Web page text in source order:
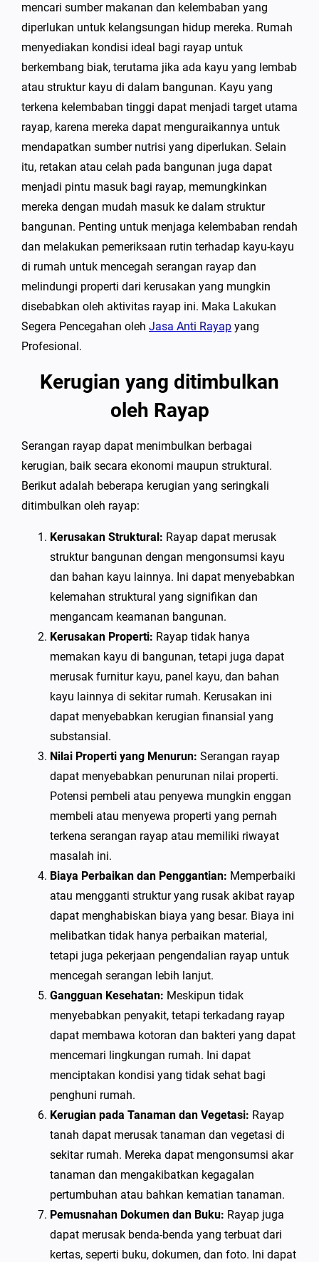
mencari sumber makanan dan kelembaban yang
diperlukan untuk kelangsungan hidup mereka. Rumah
menyediakan kondisi ideal bagi rayap untuk
berkembang biak, terutama jika ada kayu yang lembab
atau struktur kayu di dalam bangunan. Kayu yang
terkena kelembaban tinggi dapat menjadi target utama
rayap, karena mereka dapat menguraikannya untuk
mendapatkan sumber nutrisi yang diperlukan. Selain
itu, retakan atau celah pada bangunan juga dapat
menjadi pintu masuk bagi rayap, memungkinkan
mereka dengan mudah masuk ke dalam struktur
bangunan. Penting untuk menjaga kelembaban rendah
dan melakukan pemeriksaan rutin terhadap kayu-kayu
di rumah untuk mencegah serangan rayap dan
melindungi properti dari kerusakan yang mungkin
disebabkan oleh aktivitas rayap ini. Maka Lakukan
Segera Pencegahan oleh Jasa Anti Rayap yang
Profesional.
Kerugian yang ditimbulkan
oleh Rayap
Serangan rayap dapat menimbulkan berbagai
kerugian, baik secara ekonomi maupun struktural.
Berikut adalah beberapa kerugian yang seringkali
ditimbulkan oleh rayap:
Kerusakan Struktural: Rayap dapat merusak
struktur bangunan dengan mengonsumsi kayu
dan bahan kayu lainnya. Ini dapat menyebabkan
kelemahan struktural yang signifikan dan
mengancam keamanan bangunan.
Kerusakan Properti: Rayap tidak hanya
memakan kayu di bangunan, tetapi juga dapat
merusak furnitur kayu, panel kayu, dan bahan
kayu lainnya di sekitar rumah. Kerusakan ini
dapat menyebabkan kerugian finansial yang
substansial.
Nilai Properti yang Menurun: Serangan rayap
dapat menyebabkan penurunan nilai properti.
Potensi pembeli atau penyewa mungkin enggan
membeli atau menyewa properti yang pernah
terkena serangan rayap atau memiliki riwayat
masalah ini.
Biaya Perbaikan dan Penggantian: Memperbaiki
atau mengganti struktur yang rusak akibat rayap
dapat menghabiskan biaya yang besar. Biaya ini
melibatkan tidak hanya perbaikan material,
tetapi juga pekerjaan pengendalian rayap untuk
mencegah serangan lebih lanjut.
Gangguan Kesehatan: Meskipun tidak
menyebabkan penyakit, tetapi terkadang rayap
dapat membawa kotoran dan bakteri yang dapat
mencemari lingkungan rumah. Ini dapat
menciptakan kondisi yang tidak sehat bagi
penghuni rumah.
Kerugian pada Tanaman dan Vegetasi: Rayap
tanah dapat merusak tanaman dan vegetasi di
sekitar rumah. Mereka dapat mengonsumsi akar
tanaman dan mengakibatkan kegagalan
pertumbuhan atau bahkan kematian tanaman.
Pemusnahan Dokumen dan Buku: Rayap juga
dapat merusak benda-benda yang terbuat dari
kertas, seperti buku, dokumen, dan foto. Ini dapat